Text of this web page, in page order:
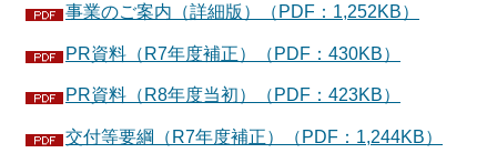
事業のご案内（詳細版）（PDF：1,252KB）
PR資料（R7年度補正）（PDF：430KB）
PR資料（R8年度当初）（PDF：423KB）
交付等要綱（R7年度補正）（PDF：1,244KB）